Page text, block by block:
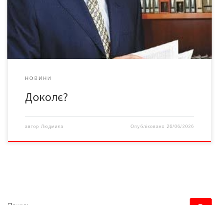
«законів», які краще спалювати в печі, аніж читати. Поважний
законотворець і директор юридичної академії (де, мабуть,
вчать, як писати норми […]
НОВИНИ
Доколє?
автор Людмила Опубліковано 26/06/2026
ПОШУК